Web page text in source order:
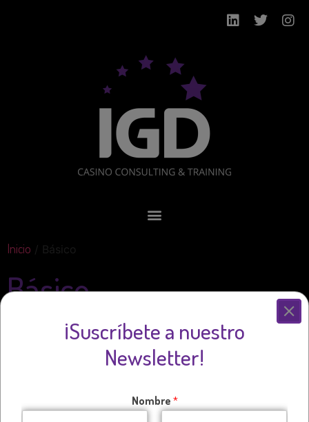
Inicio / Básico
Básico
Mostrando los 3 resultados
¡Suscríbete a nuestro
Newsletter!
Nombre *